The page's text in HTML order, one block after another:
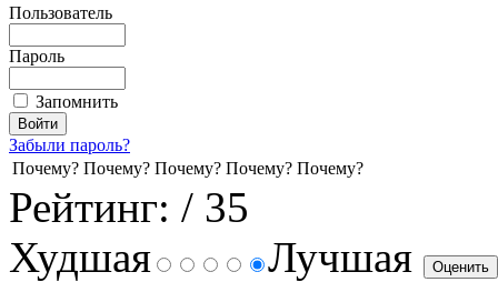
Пользователь
Пароль
Запомнить
Забыли пароль?
Почему? Почему? Почему? Почему? Почему?
Рейтинг: / 35
Худшая
Лучшая